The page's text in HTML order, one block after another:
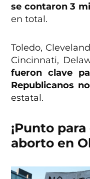
se contaron 3
en total.
Toledo,
Cincinnati,
fueron clave
Republicanos
estatal.
¡Punto
aborto en